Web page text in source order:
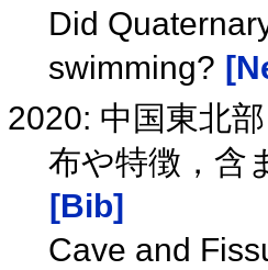
Did
swimming?
2020: 中国東北
布や特徴，含
[Bib]
Cave and